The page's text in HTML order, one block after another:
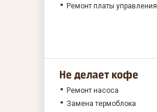
Ремонт платы управления
Не делает кофе
Ремонт насоса
Замена термоблока